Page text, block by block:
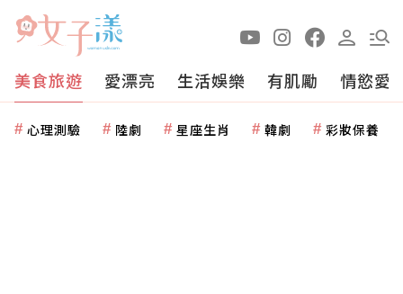
美食旅遊 愛漂亮 生活娛樂 有肌勵 情慾愛
心理測驗 陸劇 星座生肖 韓劇 彩妝保養